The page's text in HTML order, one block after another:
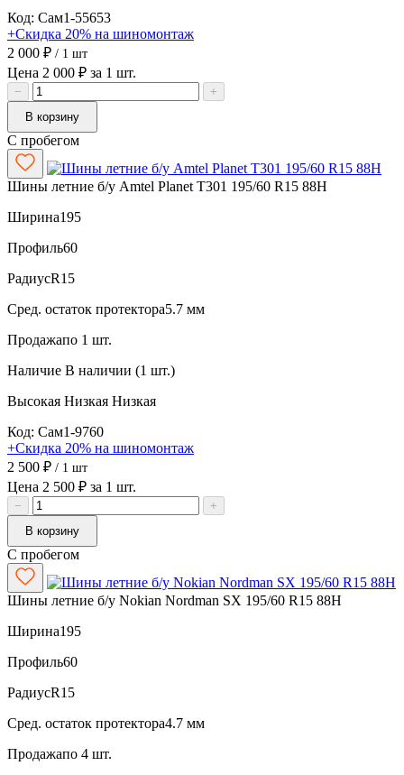
Код: Сам1-55653
+Скидка 20% на шиномонтаж
2 000 ₽ / 1 шт
Цена 2 000 ₽ за 1 шт.
−
+
В корзину
С пробегом
Шины летние б/у Amtel Planet T301 195/60 R15 88H
Ширина195
Профиль60
РадиусR15
Сред. остаток протектора5.7 мм
Продажапо 1 шт.
Наличие В наличии (1 шт.)
Высокая Низкая Низкая
Код: Сам1-9760
+Скидка 20% на шиномонтаж
2 500 ₽ / 1 шт
Цена 2 500 ₽ за 1 шт.
−
+
В корзину
С пробегом
Шины летние б/у Nokian Nordman SX 195/60 R15 88H
Ширина195
Профиль60
РадиусR15
Сред. остаток протектора4.7 мм
Продажапо 4 шт.